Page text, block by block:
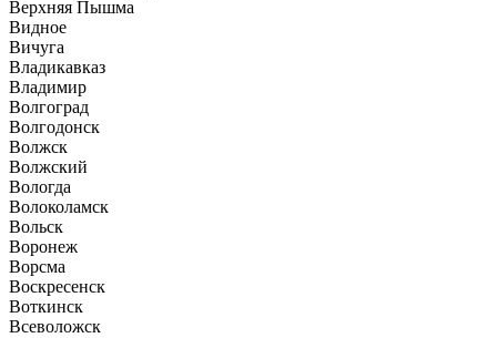
Верхняя Пышма
Видное
Вичуга
Владикавказ
Владимир
Волгоград
Волгодонск
Волжск
Волжский
Вологда
Волоколамск
Вольск
Воронеж
Ворсма
Воскресенск
Воткинск
Всеволожск